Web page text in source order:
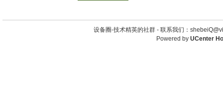
设备圈-技术精英的社群 - 联系我们：
Powered by UCenter